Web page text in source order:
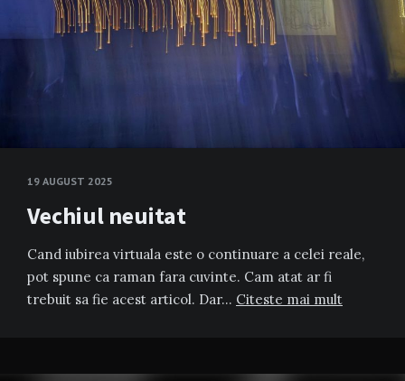
19 AUGUST 2025
Vechiul neuitat
Cand iubirea virtuala este o continuare a celei reale,
pot spune ca raman fara cuvinte. Cam atat ar fi
trebuit sa fie acest articol. Dar… Citeste mai mult